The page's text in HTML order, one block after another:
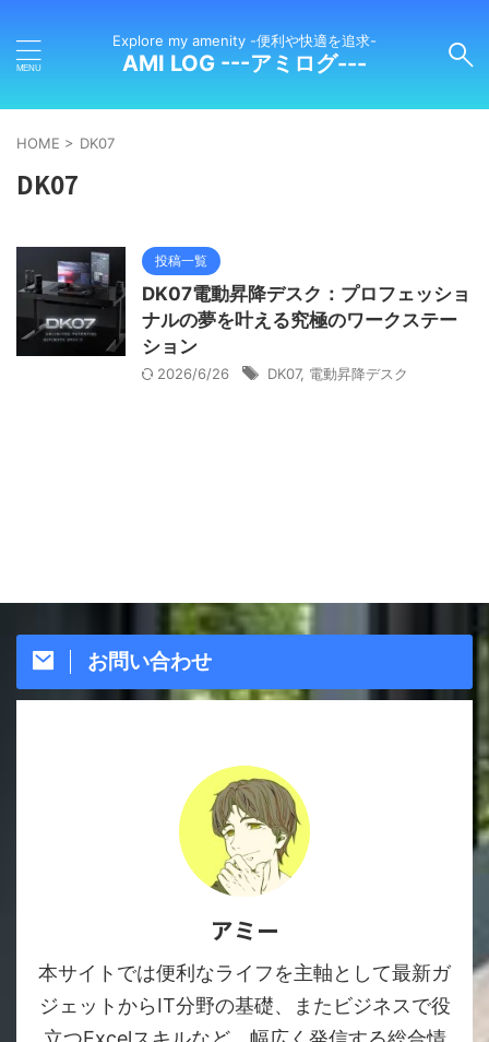
Explore my amenity -便利や快適を追求-
AMI LOG ---アミログ---
HOME > DK07
DK07
投稿一覧
DK07電動昇降デスク：プロフェッショ
ナルの夢を叶える究極のワークステー
ション
2026/6/26 DK07, 電動昇降デスク
お問い合わせ
アミー
本サイトでは便利なライフを主軸として最新ガ
ジェットからIT分野の基礎、またビジネスで役